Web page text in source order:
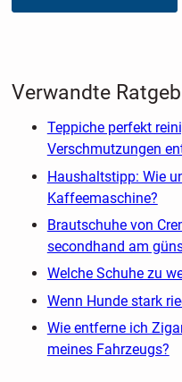
Verwandte
Teppiche perfekt
Verschmutzungen
Haushaltstipp: Wie
Kaffeemaschine?
Brautschuhe von
secondhand am
Welche Schuhe zu
Wenn Hunde stark
Wie entferne ich
meines Fahrzeugs?